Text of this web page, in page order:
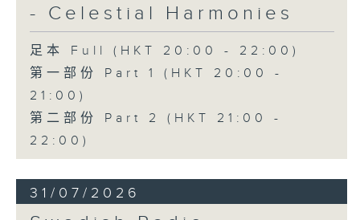
- Celestial Harmonies
足本 Full (HKT 20:00 - 22:00)
第一部份 Part 1 (HKT 20:00 -
21:00)
第二部份 Part 2 (HKT 21:00 -
22:00)
31/07/2026